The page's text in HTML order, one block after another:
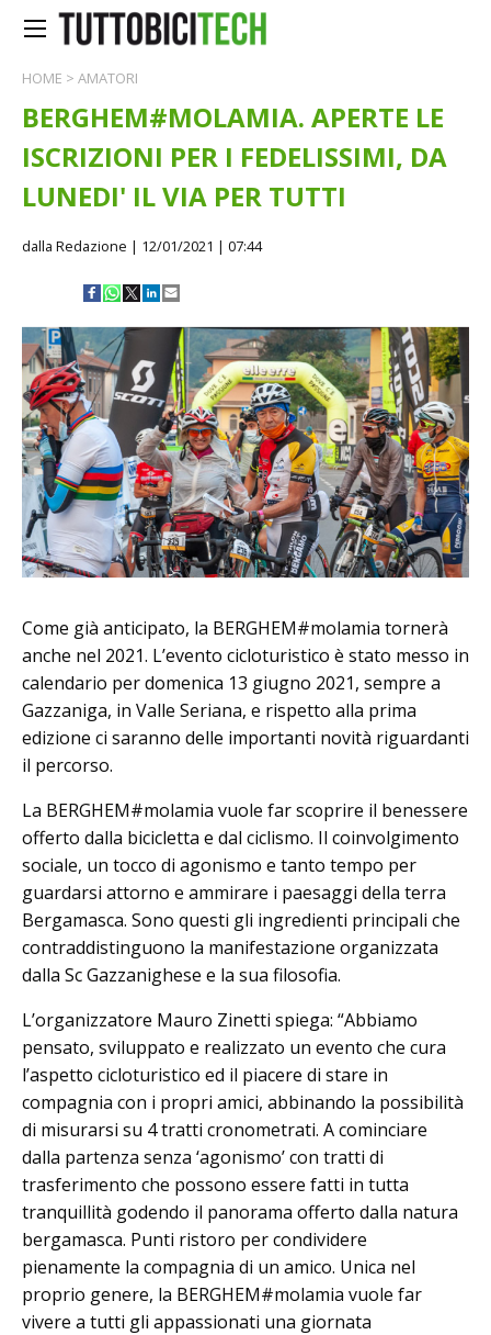
HOME > AMATORI
BERGHEM#MOLAMIA. APERTE LE
ISCRIZIONI PER I FEDELISSIMI, DA
LUNEDI' IL VIA PER TUTTI
dalla Redazione | 12/01/2021 | 07:44
Come già anticipato, la BERGHEM#molamia tornerà
anche nel 2021. L’evento cicloturistico è stato messo in
calendario per domenica 13 giugno 2021, sempre a
Gazzaniga, in Valle Seriana, e rispetto alla prima
edizione ci saranno delle importanti novità riguardanti
il percorso.
La BERGHEM#molamia vuole far scoprire il benessere
offerto dalla bicicletta e dal ciclismo. Il coinvolgimento
sociale, un tocco di agonismo e tanto tempo per
guardarsi attorno e ammirare i paesaggi della terra
Bergamasca. Sono questi gli ingredienti principali che
contraddistinguono la manifestazione organizzata
dalla Sc Gazzanighese e la sua filosofia.
L’organizzatore Mauro Zinetti spiega: “Abbiamo
pensato, sviluppato e realizzato un evento che cura
l’aspetto cicloturistico ed il piacere di stare in
compagnia con i propri amici, abbinando la possibilità
di misurarsi su 4 tratti cronometrati. A cominciare
dalla partenza senza ‘agonismo’ con tratti di
trasferimento che possono essere fatti in tutta
tranquillità godendo il panorama offerto dalla natura
bergamasca. Punti ristoro per condividere
pienamente la compagnia di un amico. Unica nel
proprio genere, la BERGHEM#molamia vuole far
vivere a tutti gli appassionati una giornata